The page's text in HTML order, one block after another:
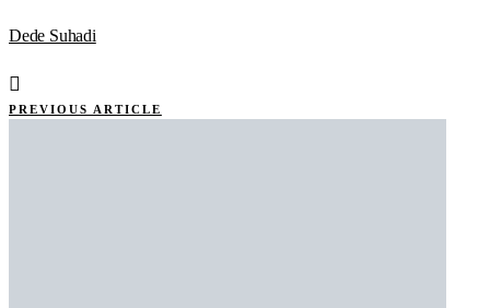
Dede Suhadi
PREVIOUS ARTICLE